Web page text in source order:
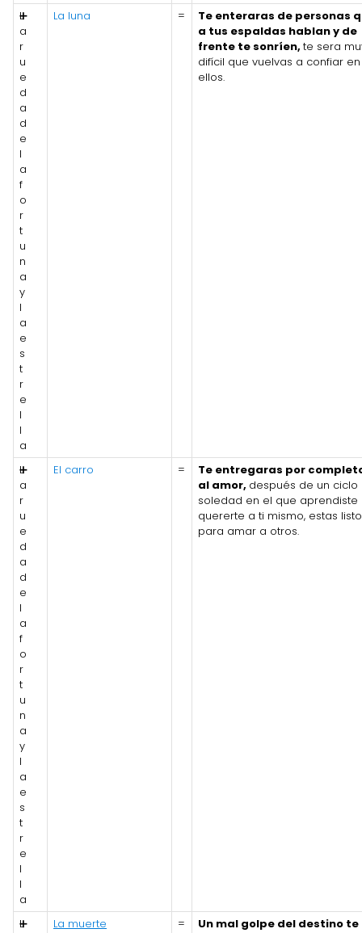
L
a
r
u
e
d
a
d
e
l
a
f
o
r
t
u
n
a
y
l
a
e
s
t
r
e
l
l
a
➕ La luna =
Te enteraras de personas
a tus espaldas hablan y de
frente te sonríen, te sera
difícil que vuelvas a confiar en
ellos.
L
a
r
u
e
d
a
d
e
l
a
f
o
r
t
u
n
a
y
l
a
e
s
t
r
e
l
l
a
➕ El carro =
Te entregaras por
al amor, después de un ciclo
soledad en el que aprendiste
quererte a ti mismo, estas listo
para amar a otros.
L
➕ La muerte =
Un mal golpe del destino te